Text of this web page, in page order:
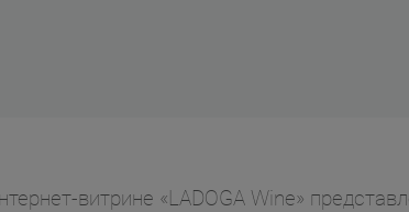
витрине «LADOGA Wine»